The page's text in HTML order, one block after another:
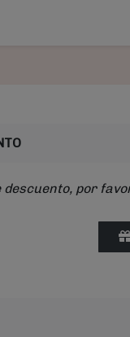
descuento, por